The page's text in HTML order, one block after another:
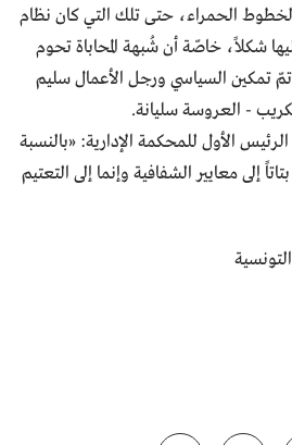
الحمراء، حتى تلك التي كان نظام
شكلاً، خاصّة أن شُبهة المحاباة تحوم
تمكين السياسي ورجل الأعمال سليم
- العروسة سليانة.
الأول للمحكمة الإدارية: «بالنسبة
إلى معايير الشفافية وإنما إلى التعتيم